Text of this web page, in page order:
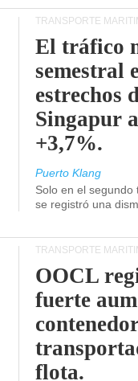
TRANSPORTE
El tráfico
semestral
estrechos
Singapur
+3,7%.
Puerto Klang
Solo en el
se registró una
TRANSPORTE
OOCL
fuerte
flota.